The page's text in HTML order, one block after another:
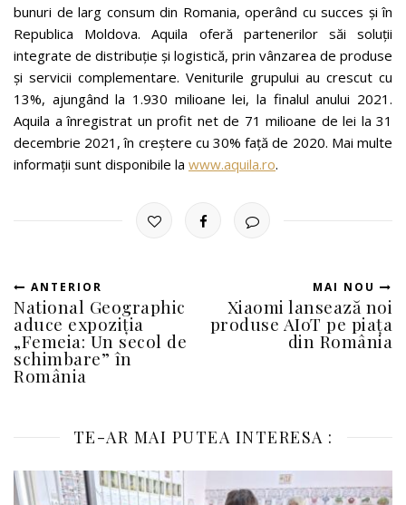
bunuri de larg consum din Romania, operând cu succes și în
Republica Moldova. Aquila oferă partenerilor săi soluții
integrate de distribuție și logistică, prin vânzarea de produse
și servicii complementare. Veniturile grupului au crescut cu
13%, ajungând la 1.930 milioane lei, la finalul anului 2021.
Aquila a înregistrat un profit net de 71 milioane de lei la 31
decembrie 2021, în creștere cu 30% față de 2020. Mai multe
informații sunt disponibile la www.aquila.ro.
ANTERIOR
National Geographic
aduce expoziția
„Femeia: Un secol de
schimbare” în
România
MAI NOU
Xiaomi lansează noi
produse AIoT pe piața
din România
TE-AR MAI PUTEA INTERESA :